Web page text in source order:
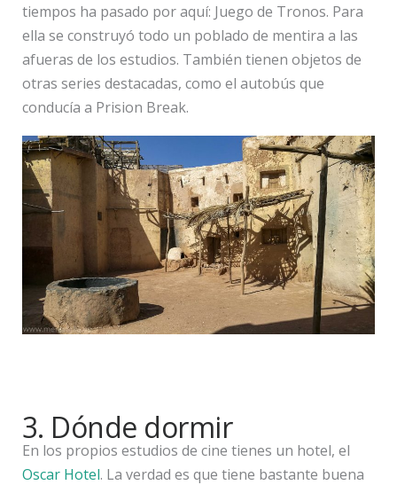
tiempos ha pasado por aquí: Juego de Tronos. Para
ella se construyó todo un poblado de mentira a las
afueras de los estudios. También tienen objetos de
otras series destacadas, como el autobús que
conducía a Prision Break.
3. Dónde dormir
En los propios estudios de cine tienes un hotel, el
Oscar Hotel. La verdad es que tiene bastante buena